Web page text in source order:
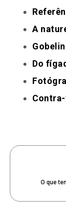
A
Do
O que